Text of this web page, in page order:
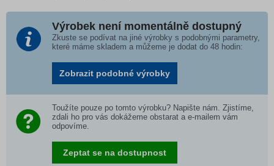
Výrobek není momentálně dostupný
Zkuste se podívat na jiné výrobky s podobnými parametry,
které máme skladem a můžeme je dodat do 48 hodin:
Zobrazit podobné výrobky
Toužíte pouze po tomto výrobku? Napište nám. Zjistíme,
zdali ho pro vás dokážeme obstarat a e-mailem vám
odpovíme.
Zeptat se na dostupnost